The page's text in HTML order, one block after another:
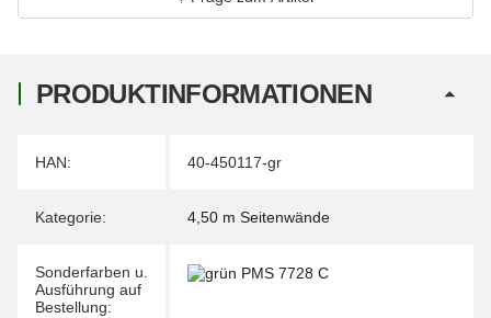
PRODUKTINFORMATIONEN
Produkteigenschaft
Wert
HAN: 40-450117-gr
Kategorie: 4,50 m Seitenwände
Sonderfarben u.
Ausführung auf
Bestellung: